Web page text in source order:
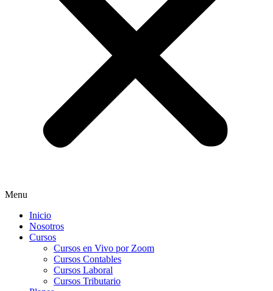
Menu
Inicio
Nosotros
Cursos
Cursos en Vivo por Zoom
Cursos Contables
Cursos Laboral
Cursos Tributario